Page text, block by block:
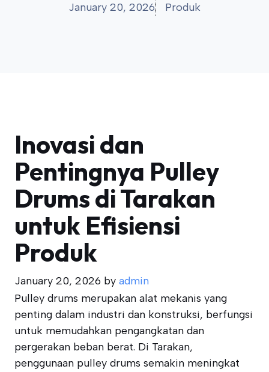
January 20, 2026 Produk
Inovasi dan
Pentingnya Pulley
Drums di Tarakan
untuk Efisiensi
Produk
January 20, 2026 by admin
Pulley drums merupakan alat mekanis yang
penting dalam industri dan konstruksi, berfungsi
untuk memudahkan pengangkatan dan
pergerakan beban berat. Di Tarakan,
penggunaan pulley drums semakin meningkat